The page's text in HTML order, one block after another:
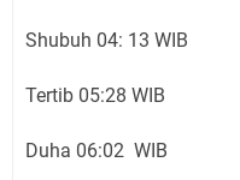
Shubuh 04: 13 WIB
Tertib 05:28 WIB
Duha 06:02 WIB